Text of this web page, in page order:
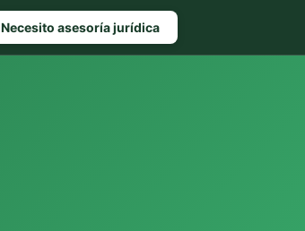
Necesito asesoría jurídica